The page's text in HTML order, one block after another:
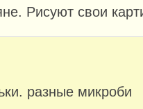
Рисуют свои
разные микроби